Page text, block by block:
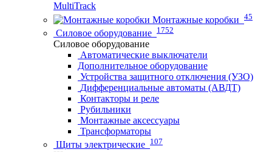
MultiTrack
Монтажные коробки 45
Силовое оборудование 1752
Силовое оборудование
Автоматические выключатели
Дополнительное оборудование
Устройства защитного отключения (УЗО)
Дифференциальные автоматы (АВДТ)
Контакторы и реле
Рубильники
Монтажные аксессуары
Трансформаторы
Щиты электрические 107